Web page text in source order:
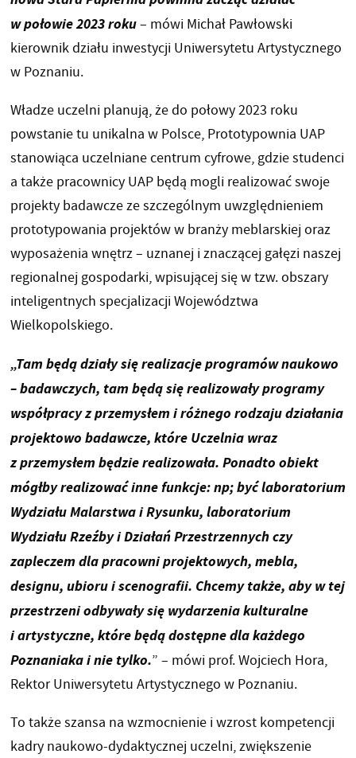
w połowie 2023 roku– mówi Michał Pawłowski
kierownik działu inwestycji Uniwersytetu Artystycznego
w Poznaniu.
Władze uczelni planują, że do połowy 2023 roku
powstanie tu unikalna w Polsce, Prototypownia UAP
stanowiąca uczelniane centrum cyfrowe, gdzie studenci
a także pracownicy UAP będą mogli realizować swoje
projekty badawcze ze szczególnym uwzględnieniem
prototypowania projektów w branży meblarskiej oraz
wyposażenia wnętrz – uznanej i znaczącej gałęzi naszej
regionalnej gospodarki, wpisującej się w tzw. obszary
inteligentnych specjalizacji Województwa
Wielkopolskiego.
„Tam będą działy się realizacje programów naukowo
– badawczych, tam będą się realizowały programy
współpracy z przemysłem i różnego rodzaju działania
projektowo badawcze, które Uczelnia wraz
z przemysłem będzie realizowała. Ponadto obiekt
mógłby realizować inne funkcje: np; być laboratorium
Wydziału Malarstwa i Rysunku, laboratorium
Wydziału Rzeźby i Działań Przestrzennych czy
zapleczem dla pracowni projektowych, mebla,
designu, ubioru i scenografii. Chcemy także, aby w tej
przestrzeni odbywały się wydarzenia kulturalne
i artystyczne, które będą dostępne dla każdego
Poznaniaka i nie tylko.” – mówi prof. Wojciech Hora,
Rektor Uniwersytetu Artystycznego w Poznaniu.
To także szansa na wzmocnienie i wzrost kompetencji
kadry naukowo-dydaktycznej uczelni, zwiększenie